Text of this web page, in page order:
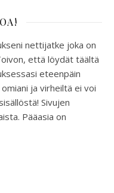
nettijatke joka on
että löydät täältä
eteenpäin
ja virheiltä ei voi
Sivujen
Pääasia on